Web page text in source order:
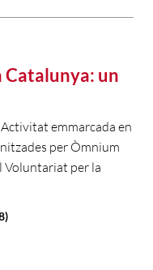
Catalunya: un
emmarcada en
per Òmnium
Voluntariat per la